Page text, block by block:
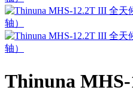
Thinuna